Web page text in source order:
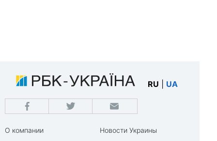
RU UA
О компании
Новости Украины